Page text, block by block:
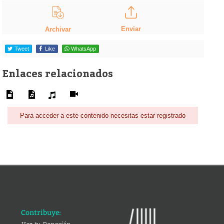
Archivar Enviar
Tweet Like WhatsApp
Enlaces relacionados
Para acceder a este contenido necesitas estar registrado
Contribuye: